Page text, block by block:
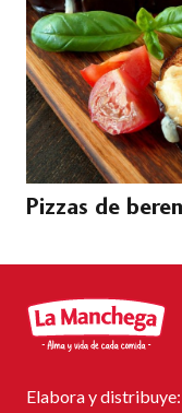
Pizzas de
Elabora y